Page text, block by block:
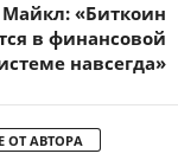
Майкл: «Биткоин
в финансовой
навсегда»
ОТ АВТОРА